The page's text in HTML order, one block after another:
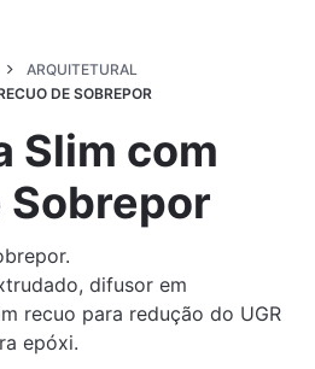
ARQUITETURAL
DE SOBREPOR
Slim com
Sobrepor
difusor em
recuo para redução do UGR
epóxi.